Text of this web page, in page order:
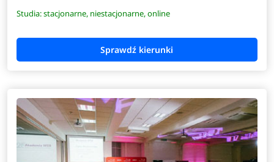
Studia: stacjonarne, niestacjonarne, online